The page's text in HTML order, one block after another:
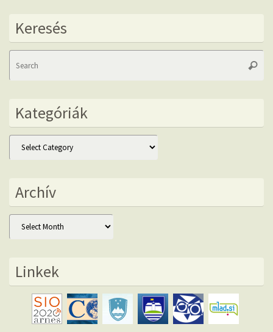
Keresés
Kategóriák
Kategóriák
Archív
Archív
Linkek